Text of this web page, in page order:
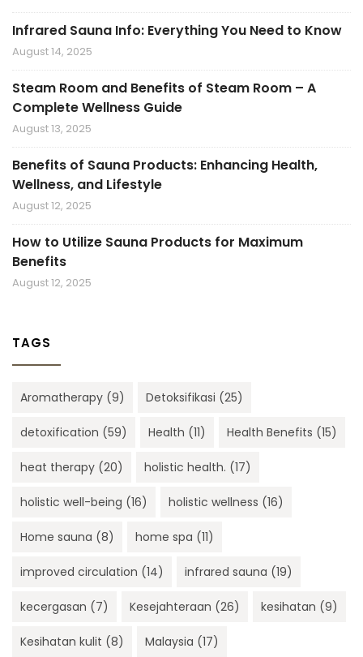
Infrared Sauna Info: Everything You Need to Know
August 14, 2025
Steam Room and Benefits of Steam Room – A
Complete Wellness Guide
August 13, 2025
Benefits of Sauna Products: Enhancing Health,
Wellness, and Lifestyle
August 12, 2025
How to Utilize Sauna Products for Maximum
Benefits
August 12, 2025
TAGS
Aromatherapy (9) Detoksifikasi (25)
detoxification (59) Health (11) Health Benefits (15)
heat therapy (20) holistic health. (17)
holistic well-being (16) holistic wellness (16)
Home sauna (8) home spa (11)
improved circulation (14) infrared sauna (19)
kecergasan (7) Kesejahteraan (26) kesihatan (9)
Kesihatan kulit (8) Malaysia (17)